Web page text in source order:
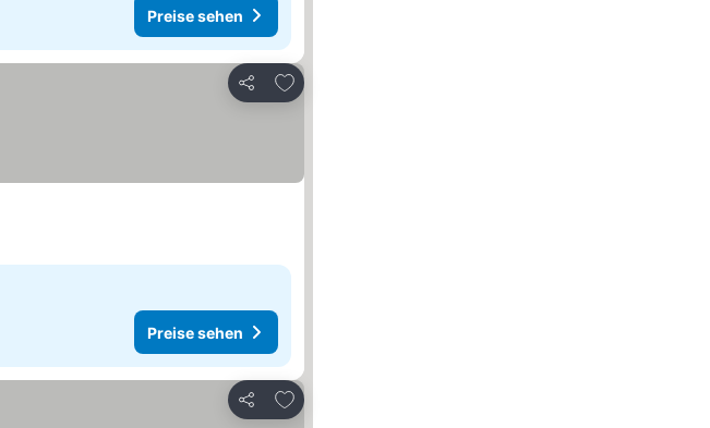
Preise sehen
Teilen
Zu Favoriten hinzufügen
Preise sehen
Teilen
Zu Favoriten hinzufügen